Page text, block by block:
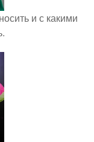
и с какими